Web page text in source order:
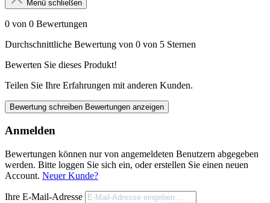
Menü schließen
0 von 0 Bewertungen
Durchschnittliche Bewertung von 0 von 5 Sternen
Bewerten Sie dieses Produkt!
Teilen Sie Ihre Erfahrungen mit anderen Kunden.
Bewertung schreiben Bewertungen anzeigen
Anmelden
Bewertungen können nur von angemeldeten Benutzern abgegeben
werden. Bitte loggen Sie sich ein, oder erstellen Sie einen neuen
Account. Neuer Kunde?
Ihre E-Mail-Adresse